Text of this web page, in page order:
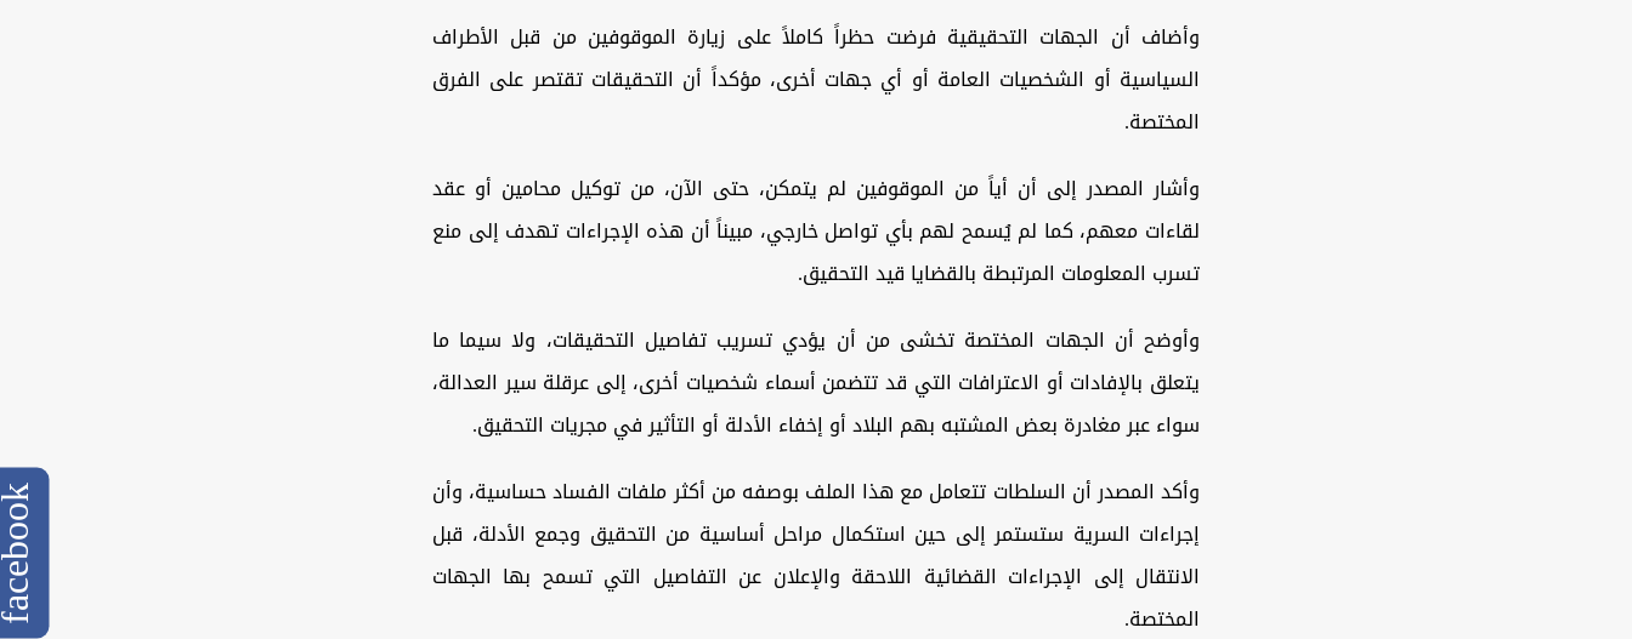
وأضاف أن الجهات التحقيقية فرضت حظراً كاملاً على زيارة الموقوفين من قبل الأطراف
السياسية أو الشخصيات العامة أو أي جهات أخرى، مؤكداً أن التحقيقات تقتصر على الفرق
المختصة.
وأشار المصدر إلى أن أياً من الموقوفين لم يتمكن، حتى الآن، من توكيل محامين أو عقد
لقاءات معهم، كما لم يُسمح لهم بأي تواصل خارجي، مبيناً أن هذه الإجراءات تهدف إلى منع
تسرب المعلومات المرتبطة بالقضايا قيد التحقيق.
وأوضح أن الجهات المختصة تخشى من أن يؤدي تسريب تفاصيل التحقيقات، ولا سيما ما
يتعلق بالإفادات أو الاعترافات التي قد تتضمن أسماء شخصيات أخرى، إلى عرقلة سير العدالة،
سواء عبر مغادرة بعض المشتبه بهم البلاد أو إخفاء الأدلة أو التأثير في مجريات التحقيق.
وأكد المصدر أن السلطات تتعامل مع هذا الملف بوصفه من أكثر ملفات الفساد حساسية، وأن
إجراءات السرية ستستمر إلى حين استكمال مراحل أساسية من التحقيق وجمع الأدلة، قبل
الانتقال إلى الإجراءات القضائية اللاحقة والإعلان عن التفاصيل التي تسمح بها الجهات
المختصة.